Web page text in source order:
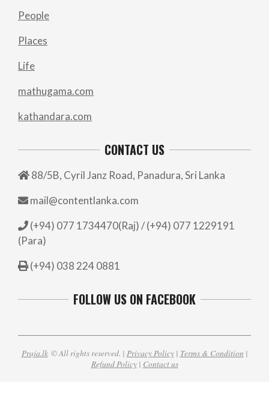
People
Places
Life
mathugama.com
kathandara.com
CONTACT US
88/5B, Cyril Janz Road, Panadura, Sri Lanka
mail@contentlanka.com
(+94) 077 1734470(Raj) / (+94) 077 1229191
(Para)
(+94) 038 224 0881
FOLLOW US ON FACEBOOK
Praja.lk© All rights reserved. | Privacy Policy| Terms & Condition |
Refund Policy| Contact us